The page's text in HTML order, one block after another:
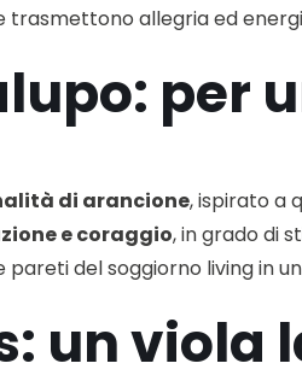
trasmettono allegria ed
per
di arancione, ispirato a
e coraggio, in grado di
pareti del soggiorno living in
un